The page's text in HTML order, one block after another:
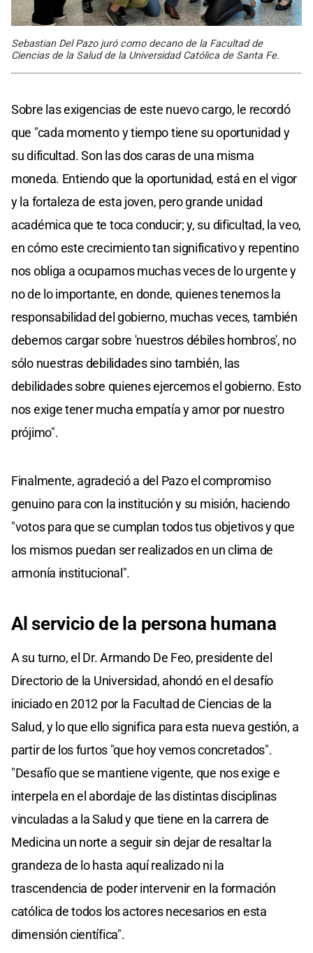
Sebastian Del Pazo juró como decano de la Facultad de
Ciencias de la Salud de la Universidad Católica de Santa Fe.
Sobre las exigencias de este nuevo cargo, le recordó
que "cada momento y tiempo tiene su oportunidad y
su dificultad. Son las dos caras de una misma
moneda. Entiendo que la oportunidad, está en el vigor
y la fortaleza de esta joven, pero grande unidad
académica que te toca conducir; y, su dificultad, la veo,
en cómo este crecimiento tan significativo y repentino
nos obliga a ocuparnos muchas veces de lo urgente y
no de lo importante, en donde, quienes tenemos la
responsabilidad del gobierno, muchas veces, también
debemos cargar sobre 'nuestros débiles hombros', no
sólo nuestras debilidades sino también, las
debilidades sobre quienes ejercemos el gobierno. Esto
nos exige tener mucha empatía y amor por nuestro
prójimo".
Finalmente, agradeció a del Pazo el compromiso
genuino para con la institución y su misión, haciendo
"votos para que se cumplan todos tus objetivos y que
los mismos puedan ser realizados en un clima de
armonía institucional".
Al servicio de la persona humana
A su turno, el Dr. Armando De Feo, presidente del
Directorio de la Universidad, ahondó en el desafío
iniciado en 2012 por la Facultad de Ciencias de la
Salud, y lo que ello significa para esta nueva gestión, a
partir de los furtos "que hoy vemos concretados".
"Desafío que se mantiene vigente, que nos exige e
interpela en el abordaje de las distintas disciplinas
vinculadas a la Salud y que tiene en la carrera de
Medicina un norte a seguir sin dejar de resaltar la
grandeza de lo hasta aquí realizado ni la
trascendencia de poder intervenir en la formación
católica de todos los actores necesarios en esta
dimensión científica".